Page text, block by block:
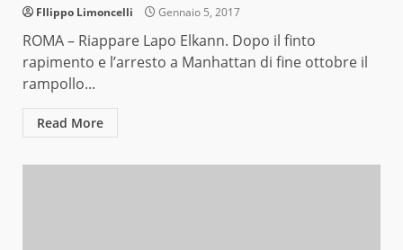
FIlippo Limoncelli Gennaio 5, 2017
ROMA – Riappare Lapo Elkann. Dopo il finto
rapimento e l’arresto a Manhattan di fine ottobre il
rampollo...
Read More